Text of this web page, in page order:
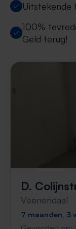
Uitstekende
100%
Geld terug!
D.
Veenendaal
7 maanden, 3